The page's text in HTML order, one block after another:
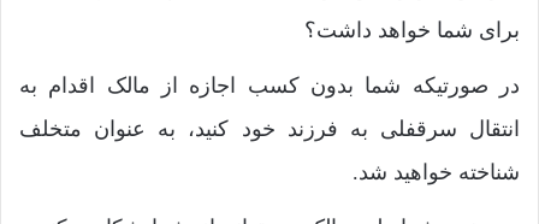
برای شما خواهد داشت؟
در صورتیکه شما بدون کسب اجازه از مالک اقدام به
انتقال سرقفلی به فرزند خود کنید، به عنوان متخلف
شناخته خواهید شد.